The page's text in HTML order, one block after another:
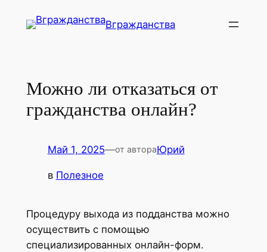
Вгражданства
Можно ли отказаться от
гражданства онлайн?
Май 1, 2025—от автораЮрий
в Полезное
Процедуру выхода из подданства можно
осуществить с помощью
специализированных онлайн-форм.